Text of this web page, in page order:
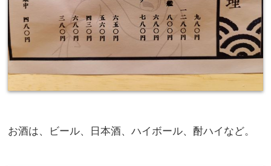
お酒は、ビール、日本酒、ハイボール、酎ハイなど。